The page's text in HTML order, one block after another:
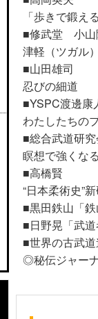
「歩きで鍛え
■修武堂 小山
津軽（ツガル
■山田雄司
忍びの細道
■YSPC渡邊康
わたしたちの
■総合武道研
瞑想で強くな
■高橋賢
“日本柔術史”
■黒田鉄山「鉄
■日野晃「武道
■世界の古武道
◎秘伝ジャー